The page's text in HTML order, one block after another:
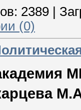
2389
(0)